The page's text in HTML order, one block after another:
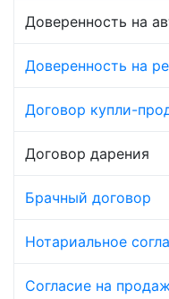
Доверенность на
Доверенность на
Договор купли-
Договор дарения
Брачный договор
Нотариальное
Согласие на